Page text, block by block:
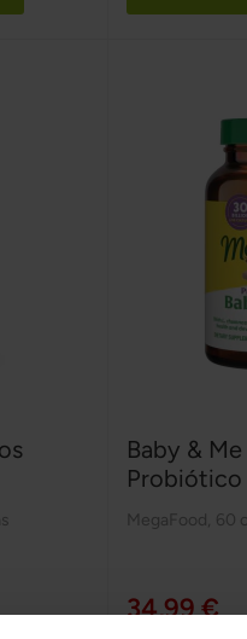
Baby &
Probiótico
MegaFood 60
34,99 €